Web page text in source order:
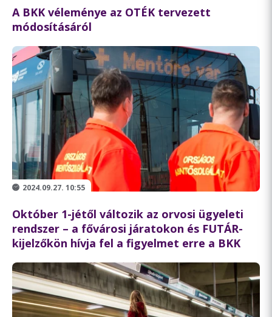
A BKK véleménye az OTÉK tervezett
módosításáról
2024.09.27. 10:55
Október 1-jétől változik az orvosi ügyeleti
rendszer – a fővárosi járatokon és FUTÁR-
kijelzőkön hívja fel a figyelmet erre a BKK